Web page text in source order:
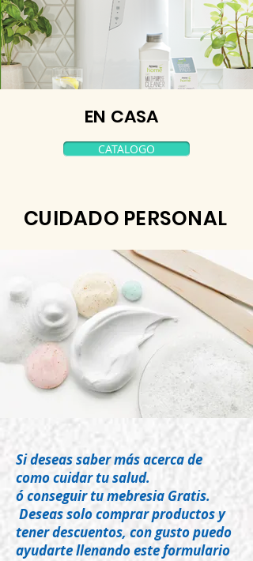
EN CASA
CATALOGO
CUIDADO PERSONAL
Si deseas saber más acerca de
como cuidar tu salud.
ó conseguir tu mebresia Gratis.
Deseas solo comprar productos y
tener descuentos, con gusto puedo
ayudarte llenando este formulario